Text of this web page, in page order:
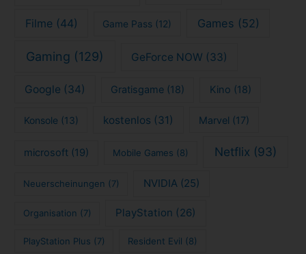
Filme(44) Game Pass (12) Games (52)
Gaming (129) GeForce NOW (33)
Google (34) Gratisgame (18) Kino (18)
Konsole (13) kostenlos (31) Marvel (17)
microsoft (19) Mobile Games (8) Netflix (93)
Neuerscheinungen (7) NVIDIA (25)
Organisation (7) PlayStation (26)
PlayStation Plus (7) Resident Evil (8)